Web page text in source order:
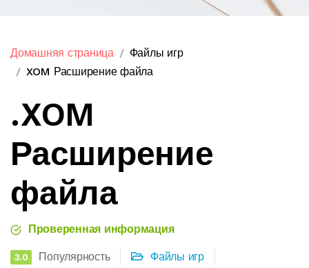
Домашняя страница
Файлы игр
XOM Расширение файла
.XOM
Расширение
файла
Проверенная информация
3.0 Популярность Файлы игр